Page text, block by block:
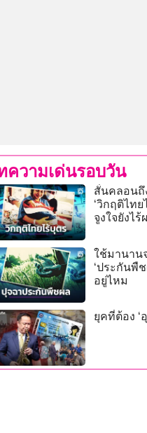
ความเด่นรอบวัน
สั่นคลอนถึ
‘วิกฤติไทย
จูงใจยังไร้
ใช้มานาน
‘ประกันพื
อยู่ไหม
ยุคที่ต้อง ‘